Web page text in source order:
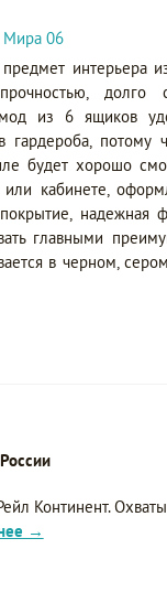
Мира 06
интерьера
долго
из 6 ящиков
гардероба, потому
будет хорошо
или кабинете,
надежная
главными
в черном,
Континент.
→